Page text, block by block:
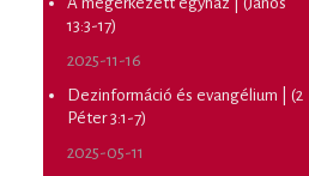
13:3-17)
2025-11-16
Dezinformáció és evangélium | (2
Péter 3:1-7)
2025-05-11